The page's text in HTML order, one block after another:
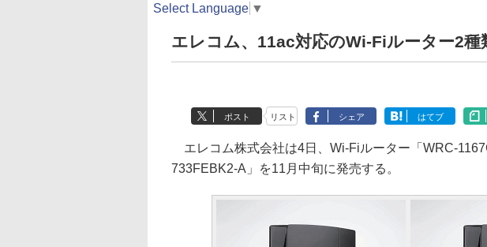
Select Language ▼
エレコム、11ac対応のWi-Fiルーター2種
ポスト リスト シェア はてブ
エレコム株式会社は4日、Wi-Fiルーター「WRC-
733FEBK2-A」を11月中旬に発売する。